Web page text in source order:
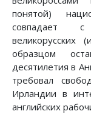
понятой)
совпадает
образцом
десятилетия в
требовал
Ирландии в
английских